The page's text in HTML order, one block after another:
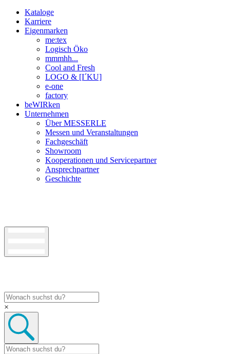
Kataloge
Karriere
Eigenmarken
me:tex
Logisch Öko
mmmhh...
Cool and Fresh
LOGO & [I´KU]
e-one
factory
beWIRken
Unternehmen
Über MESSERLE
Messen und Veranstaltungen
Fachgeschäft
Showroom
Kooperationen und Servicepartner
Ansprechpartner
Geschichte
×